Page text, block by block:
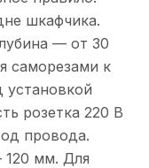
шкафчика.
— от 30
саморезами к
розетка 220 В
провода.
120 мм. Для